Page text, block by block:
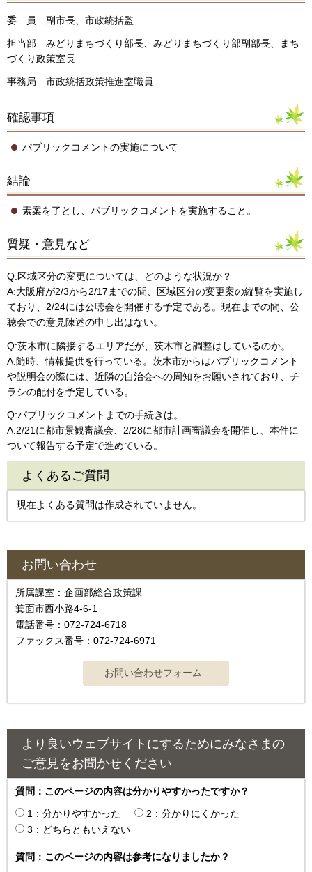
委 員 副市長、市政統括監
担当部 みどりまちづくり部長、みどりまちづくり部副部長、まち
づくり政策室長
事務局 市政統括政策推進室職員
確認事項
パブリックコメントの実施について
結論
素案を了とし、パブリックコメントを実施すること。
質疑・意見など
Q:区域区分の変更については、どのような状況か？
A:大阪府が2/3から2/17までの間、区域区分の変更案の縦覧を実施し
ており、2/24には公聴会を開催する予定である。現在までの間、公
聴会での意見陳述の申し出はない。
Q:茨木市に隣接するエリアだが、茨木市と調整はしているのか。
A:随時、情報提供を行っている。茨木市からはパブリックコメント
や説明会の際には、近隣の自治会への周知をお願いされており、チ
ラシの配付を予定している。
Q:パブリックコメントまでの手続きは。
A:2/21に都市景観審議会、2/28に都市計画審議会を開催し、本件に
ついて報告する予定で進めている。
よくあるご質問
現在よくある質問は作成されていません。
お問い合わせ
所属課室：企画部総合政策課
箕面市西小路4‐6‐1
電話番号：072-724-6718
ファックス番号：072-724-6971
より良いウェブサイトにするためにみなさまの
ご意見をお聞かせください
質問：このページの内容は分かりやすかったですか？
1：分かりやすかった
2：分かりにくかった
3：どちらともいえない
質問：このページの内容は参考になりましたか？